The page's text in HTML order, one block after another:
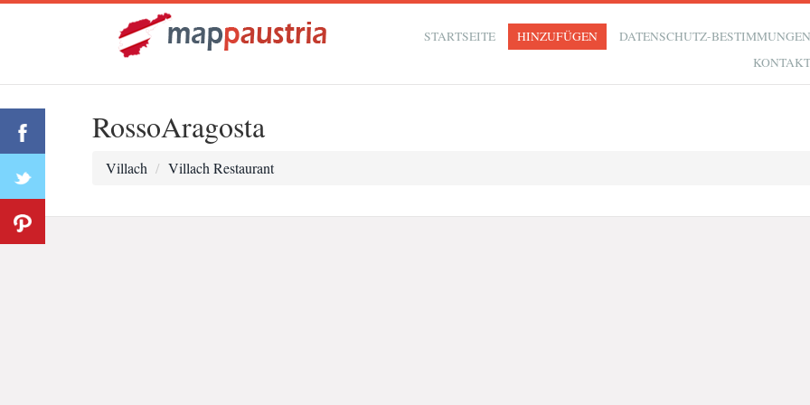
STARTSEITE HINZUFÜGEN
DATENSCHUTZ-
RossoAragosta
Villach Villach Restaurant